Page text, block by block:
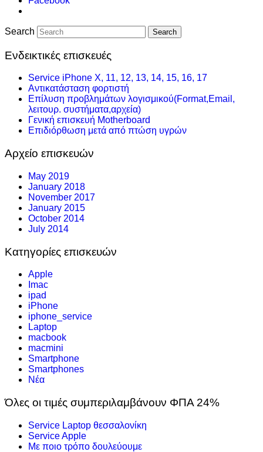
Search
Ενδεικτικές επισκευές
Service iPhone Χ, 11, 12, 13, 14, 15, 16, 17
Αντικατάσταση φορτιστή
Επίλυση προβλημάτων λογισμικού(Format,Email,
λειτουρ. συστήματα,αρχεία)
Γενική επισκευή Motherboard
Επιδιόρθωση μετά από πτώση υγρών
Αρχείο επισκευών
May 2019
January 2018
November 2017
January 2015
October 2014
July 2014
Κατηγορίες επισκευών
Apple
Imac
ipad
iPhone
iphone_service
Laptop
macbook
macmini
Smartphone
Smartphones
Νέα
Όλες οι τιμές συμπεριλαμβάνουν ΦΠΑ 24%
Service Laptop θεσσαλονίκη
Service Apple
Με ποιο τρόπο δουλεύουμε